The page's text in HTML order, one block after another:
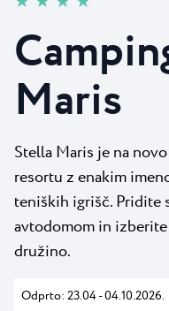
Camping Kanegra
Vsi kampi
Plava Laguna Sport
Aktivne počitnice
Gastronomija
Pepi Club
Raziščite vse
Novice
Kontakt
Maris
Stella Maris je na
resortu z enakim
teniških igrišč. Pridite
avtodomom in
družino.
Odprto: 23.04 - 04.10.2026.